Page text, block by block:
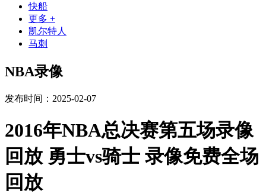
快船
更多 +
凯尔特人
马刺
NBA录像
发布时间：2025-02-07
2016年NBA总决赛第五场录像
回放 勇士vs骑士 录像免费全场
回放